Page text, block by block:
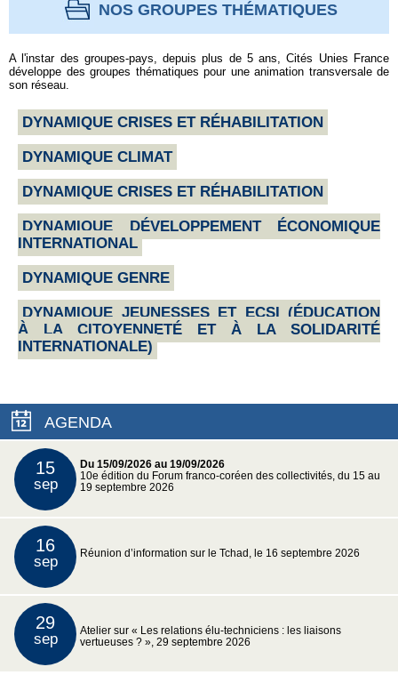
NOS GROUPES THÉMATIQUES
A l'instar des groupes-pays, depuis plus de 5 ans, Cités Unies France
développe des groupes thématiques pour une animation transversale de
son réseau.
DYNAMIQUE CRISES ET RÉHABILITATION
DYNAMIQUE CLIMAT
DYNAMIQUE CRISES ET RÉHABILITATION
DYNAMIQUE DÉVELOPPEMENT ÉCONOMIQUE
INTERNATIONAL
DYNAMIQUE GENRE
DYNAMIQUE JEUNESSES ET ECSI (ÉDUCATION
À LA CITOYENNETÉ ET À LA SOLIDARITÉ
INTERNATIONALE)
AGENDA
15
sep
Du 15/09/2026 au 19/09/2026
10e édition du Forum franco-coréen des collectivités, du 15 au
19 septembre 2026
16
sep Réunion d’information sur le Tchad, le 16 septembre 2026
29
sep
Atelier sur « Les relations élu-techniciens : les liaisons
vertueuses ? », 29 septembre 2026